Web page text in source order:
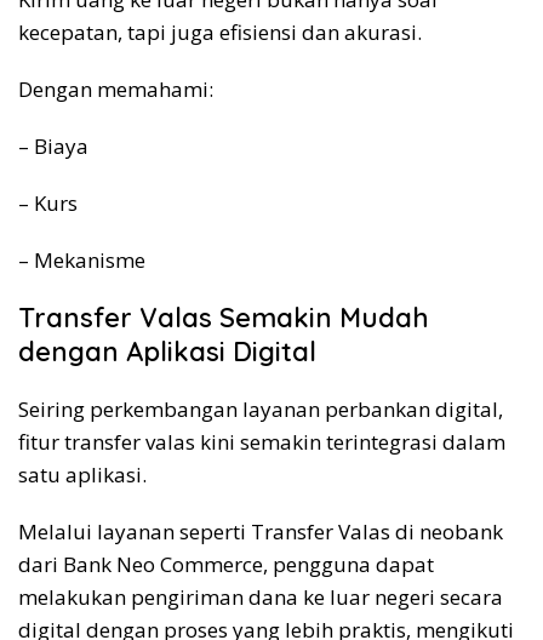
kecepatan, tapi juga efisiensi dan akurasi.
Dengan memahami:
– Biaya
– Kurs
– Mekanisme
Transfer Valas Semakin Mudah
dengan Aplikasi Digital
Seiring perkembangan layanan perbankan digital,
fitur transfer valas kini semakin terintegrasi dalam
satu aplikasi.
Melalui layanan seperti Transfer Valas di neobank
dari Bank Neo Commerce, pengguna dapat
melakukan pengiriman dana ke luar negeri secara
digital dengan proses yang lebih praktis, mengikuti